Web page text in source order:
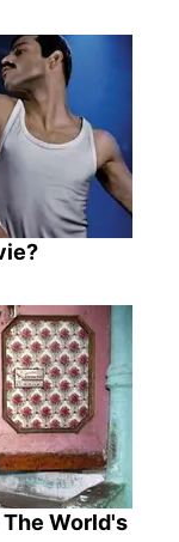
World's